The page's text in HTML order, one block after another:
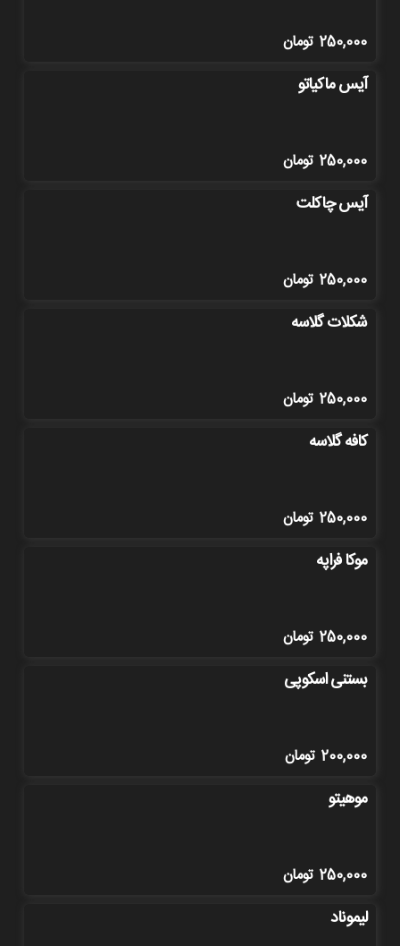
250,000 تومان
آیس ماکیاتو
250,000 تومان
آیس چاکلت
250,000 تومان
شکلات گلاسه
250,000 تومان
کافه گلاسه
250,000 تومان
موکا فراپه
250,000 تومان
بستنی اسکوپی
200,000 تومان
موهیتو
250,000 تومان
لیموناد